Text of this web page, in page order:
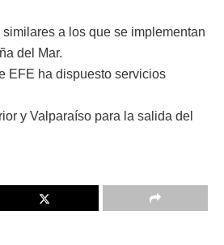
a los que se implementan
del Mar.
EFE ha dispuesto servicios
y Valparaíso para la salida del